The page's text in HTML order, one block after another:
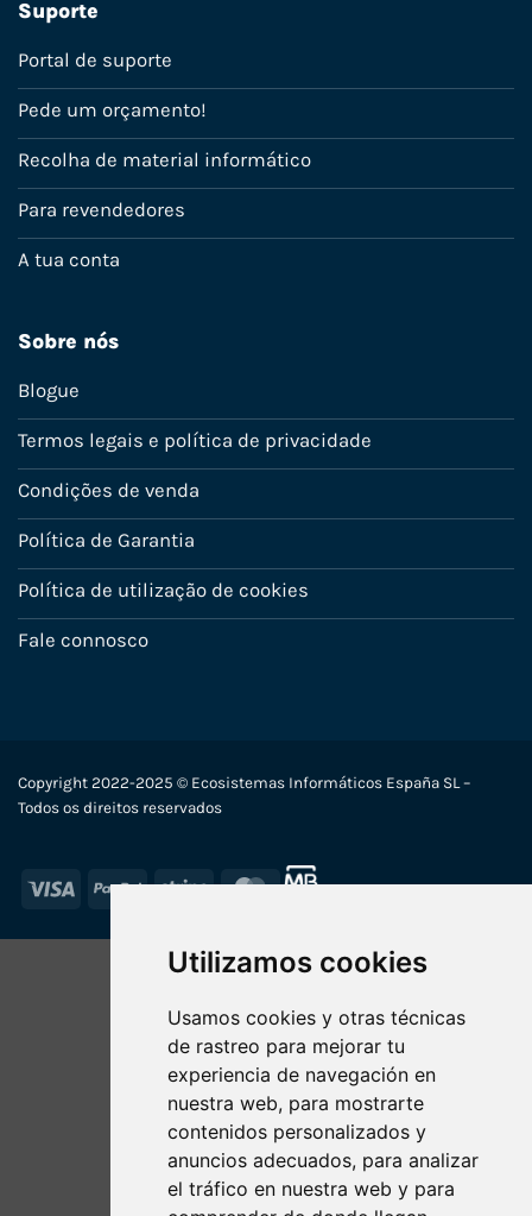
Utilizamos cookies
Usamos cookies y otras técnicas
de rastreo para mejorar tu
experiencia de navegación en
nuestra web, para mostrarte
contenidos personalizados y
anuncios adecuados, para analizar
el tráfico en nuestra web y para
Suporte
Portal de suporte
Pede um orçamento!
Recolha de material informático
Para revendedores
A tua conta
Sobre nós
Blogue
Termos legais e política de privacidade
Condições de venda
Política de Garantia
Política de utilização de cookies
Fale connosco
Copyright 2022-2025 © Ecosistemas Informáticos España SL –
Todos os direitos reservados
Visa PayPal Stripe MasterCard